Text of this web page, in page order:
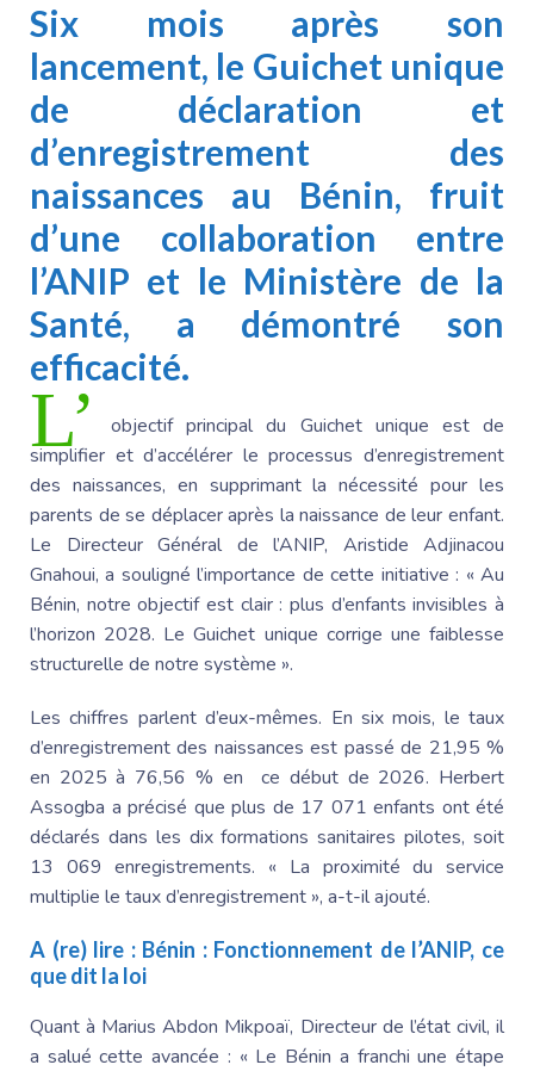
Six mois après son
lancement, le Guichet unique
de déclaration et
d’enregistrement des
naissances au Bénin, fruit
d’une collaboration entre
l’ANIP et le Ministère de la
Santé, a démontré son
efficacité.
L’
objectif principal du Guichet unique est de
simplifier et d’accélérer le processus d’enregistrement
des naissances, en supprimant la nécessité pour les
parents de se déplacer après la naissance de leur enfant.
Le DirecteurGénéral de l’ANIP, Aristide Adjinacou
Gnahoui, a souligné l’importance de cette initiative : « Au
Bénin, notre objectif est clair : plus d’enfants invisibles à
l’horizon 2028. Le Guichet unique corrige une faiblesse
structurelle de notre système ».
Les chiffres parlent d’eux-mêmes. En six mois, le taux
d’enregistrement des naissances est passé de 21,95 %
en 2025 à 76,56 % en ce début de 2026. Herbert
Assogba a précisé que plus de 17 071 enfants ont été
déclarés dans les dix formations sanitaires pilotes, soit
13 069 enregistrements. « La proximité du service
multiplie le taux d’enregistrement », a-t-il ajouté.
A (re) lire : Bénin : Fonctionnement de l’ANIP, ce
que dit la loi
Quant à Marius Abdon Mikpoaï, Directeur de l’état civil, il
a salué cette avancée : « Le Bénin a franchi une étape